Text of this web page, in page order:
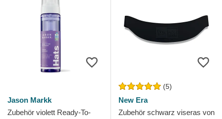
Jason Markk
Zubehör violett Ready-To-
(5)
New Era
Zubehör schwarz viseras von